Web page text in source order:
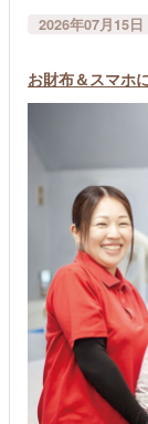
2026年07月15日
お財布＆スマ